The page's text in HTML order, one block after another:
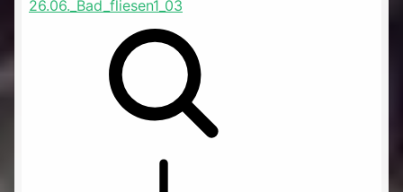
26.06._Bad_fliesen1_03